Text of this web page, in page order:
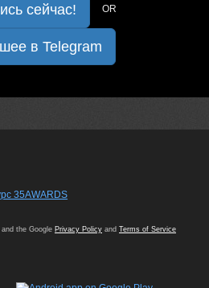
сейчас! OR
в Telegram
35AWARDS
the Google Privacy Policy and Terms of Service